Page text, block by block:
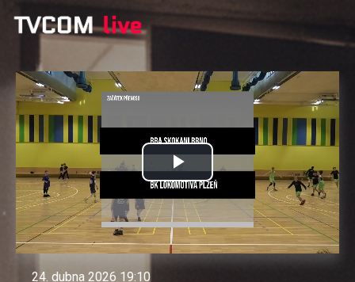
Přehrát
video
24. dubna 2026 19:10